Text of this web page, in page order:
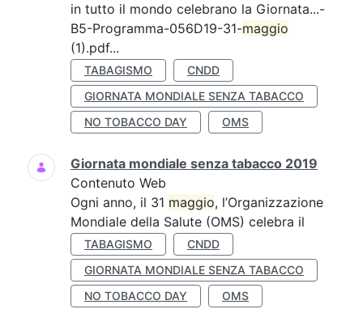
in tutto il mondo celebrano la Giornata...-
B5-Programma-056D19-31-maggio
(1).pdf...
TABAGISMO
CNDD
GIORNATA MONDIALE SENZA TABACCO
NO TOBACCO DAY
OMS
Giornata mondiale senza tabacco 2019
Contenuto Web
Ogni anno, il 31 maggio, l’Organizzazione
Mondiale della Salute (OMS) celebra il
TABAGISMO
CNDD
GIORNATA MONDIALE SENZA TABACCO
NO TOBACCO DAY
OMS